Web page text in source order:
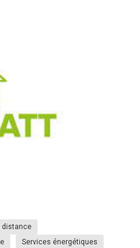
distance
Services énergétiques